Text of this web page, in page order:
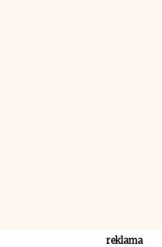
reklama